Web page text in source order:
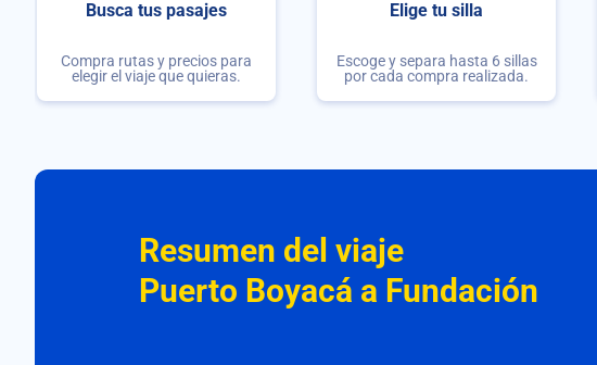
Busca tus pasajes
Compra rutas y precios para
elegir el viaje que quieras.
Elige tu silla
Escoge y separa hasta 6 sillas
por cada compra realizada.
Resumen del viaje
Puerto Boyacá a Fundación